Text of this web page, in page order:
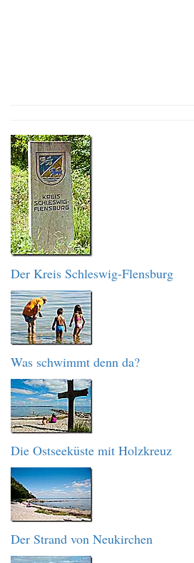
Der Kreis Schleswig-Flensburg
Was schwimmt denn da?
Die Ostseeküste mit Holzkreuz
Der Strand von Neukirchen